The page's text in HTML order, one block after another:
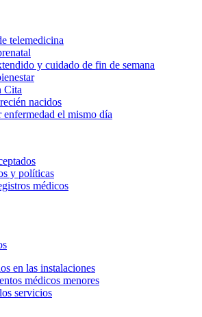
telemedicina
y cuidado de fin de semana
Cita
nacidos
enfermedad el mismo día
y políticas
médicos
en las instalaciones
médicos menores
servicios